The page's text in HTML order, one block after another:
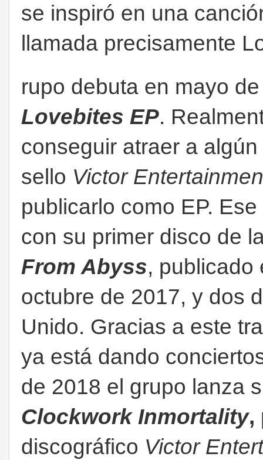
se inspiró en una
llamada precisamente
rupo debuta en mayo
Lovebites EP.
conseguir atraer a
sello Victor
publicarlo como EP.
con su primer disco de
From Abyss, publicado
octubre de 2017, y dos
Unido. Gracias a este
ya está dando
de 2018 el grupo lanza
Clockwork Inmortality,
discográfico Victor